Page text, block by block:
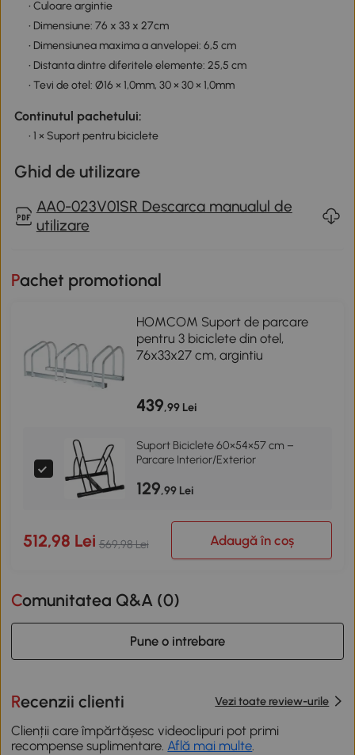
• Culoare argintie
• Dimensiune: 76 x 33 x 27cm
• Dimensiunea maxima a anvelopei: 6,5 cm
• Distanta dintre diferitele elemente: 25,5 cm
• Tevi de otel: Ø16 × 1,0mm, 30 × 30 × 1,0mm
Continutul pachetului:
• 1 × Suport pentru biciclete
Ghid de utilizare
AA0-023V01SR Descarca manualul de
utilizare
Pachet promotional
HOMCOM Suport de parcare
pentru 3 biciclete din otel,
76x33x27 cm, argintiu
439,99 Lei
Suport Biciclete 60×54×57 cm –
Parcare Interior/Exterior
129,99 Lei
512,98 Lei 569,98 Lei Adaugă în coș
Comunitatea Q&A (0)
Pune o intrebare
Recenzii clienti Vezi toate review-urile
Clienții care împărtășesc videoclipuri pot primi
recompense suplimentare. Află mai multe